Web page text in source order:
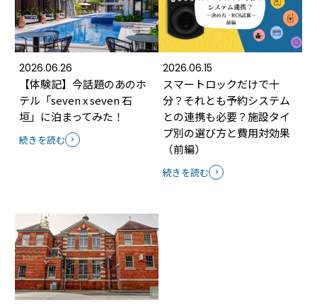
2026.06.26
【体験記】今話題のあのホ
テル「seven x seven 石
垣」に泊まってみた！
続きを読む
2026.06.15
スマートロックだけで十
分？それとも予約システム
との連携も必要？施設タイ
プ別の選び方と費用対効果
（前編）
続きを読む